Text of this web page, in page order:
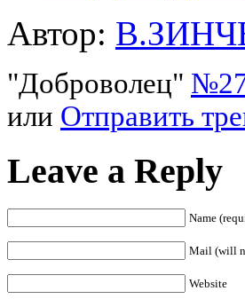
Автор:
"Доброволец"
или Отправить
Leave a Reply
Name
Mail (will
Website